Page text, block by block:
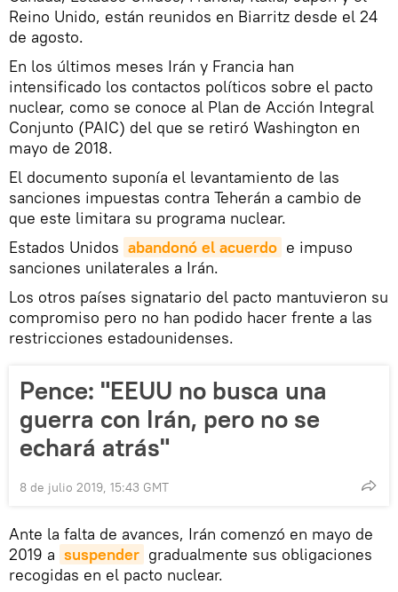
Reino Unido, están reunidos en Biarritz desde el 24
de agosto.
En los últimos meses Irán y Francia han
intensificado los contactos políticos sobre el pacto
nuclear, como se conoce al Plan de Acción Integral
Conjunto (PAIC) del que se retiró Washington en
mayo de 2018.
El documento suponía el levantamiento de las
sanciones impuestas contra Teherán a cambio de
que este limitara su programa nuclear.
Estados Unidos abandonó el acuerdo e impuso
sanciones unilaterales a Irán.
Los otros países signatario del pacto mantuvieron su
compromiso pero no han podido hacer frente a las
restricciones estadounidenses.
Pence: "EEUU no busca una
guerra con Irán, pero no se
echará atrás"
8 de julio 2019, 15:43 GMT
Ante la falta de avances, Irán comenzó en mayo de
2019 a suspender gradualmente sus obligaciones
recogidas en el pacto nuclear.